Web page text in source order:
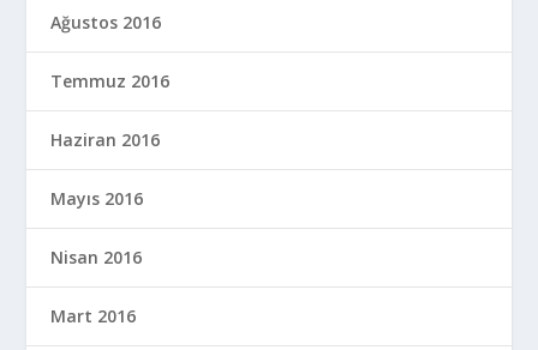
Ağustos 2016
Temmuz 2016
Haziran 2016
Mayıs 2016
Nisan 2016
Mart 2016